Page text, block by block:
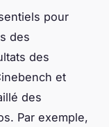
pour
des
des
et
des
Par exemple,